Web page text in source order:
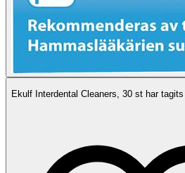
Ekulf Interdental Cleaners, 30 st har